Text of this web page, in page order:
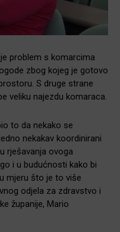
problem s komarcima
zbog kojeg je gotovo
S druge strane
veliku najezdu komaraca.
to da nekako se
nekakav koordinirani
rješavanja ovoga
i u budućnosti kako bi
mjeru što je to više
odjela za zdravstvo i
županije, Mario